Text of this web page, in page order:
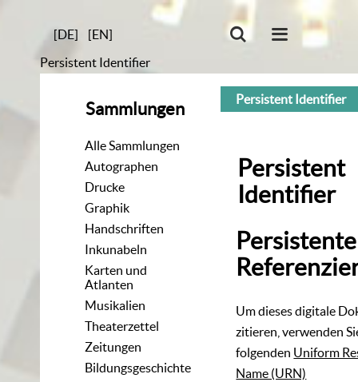
[DE]
[EN]
Persistent Identifier
Sammlungen
Alle Sammlungen
Autographen
Drucke
Graphik
Handschriften
Inkunabeln
Karten und
Atlanten
Musikalien
Theaterzettel
Zeitungen
Bildungsgeschichte
Persistent Identifier
Persistent
Identifier
Persistente
Um dieses digitale
zitieren, verwenden
folgenden Uniform
Name (URN)